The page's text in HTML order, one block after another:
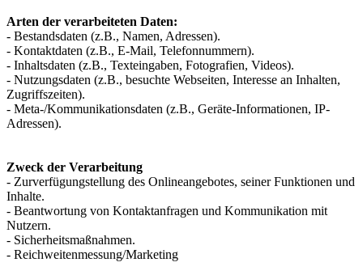
Arten der verarbeiteten Daten:
- Bestandsdaten (z.B., Namen, Adressen).
- Kontaktdaten (z.B., E-Mail, Telefonnummern).
- Inhaltsdaten (z.B., Texteingaben, Fotografien, Videos).
- Nutzungsdaten (z.B., besuchte Webseiten, Interesse an Inhalten,
Zugriffszeiten).
- Meta-/Kommunikationsdaten (z.B., Geräte-Informationen, IP-
Adressen).
Zweck der Verarbeitung
- Zurverfügungstellung des Onlineangebotes, seiner Funktionen und
Inhalte.
- Beantwortung von Kontaktanfragen und Kommunikation mit
Nutzern.
- Sicherheitsmaßnahmen.
- Reichweitenmessung/Marketing